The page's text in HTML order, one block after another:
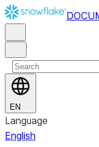
EN
Language
English